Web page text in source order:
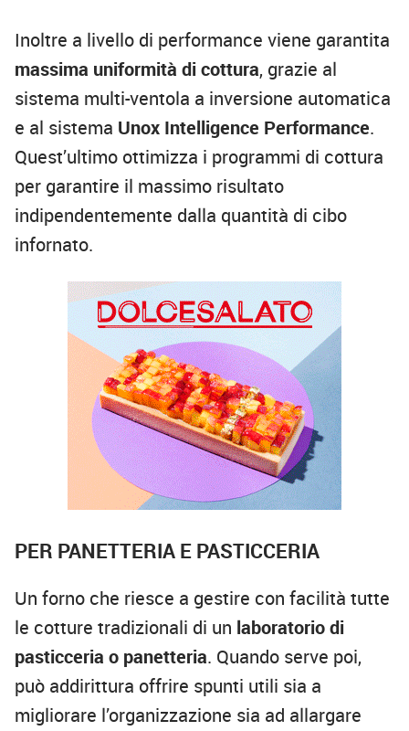
Inoltre a livello di performance viene garantita
massima uniformità di cottura, grazie al
sistema multi-ventola a inversione automatica
e al sistema Unox Intelligence Performance.
Quest’ultimo ottimizza i programmi di cottura
per garantire il massimo risultato
indipendentemente dalla quantità di cibo
infornato.
PER PANETTERIA E PASTICCERIA
Un forno che riesce a gestire con facilità tutte
le cotture tradizionali di un laboratorio di
pasticceria o panetteria. Quando serve poi,
può addirittura offrire spunti utili sia a
migliorare l’organizzazione sia ad allargare